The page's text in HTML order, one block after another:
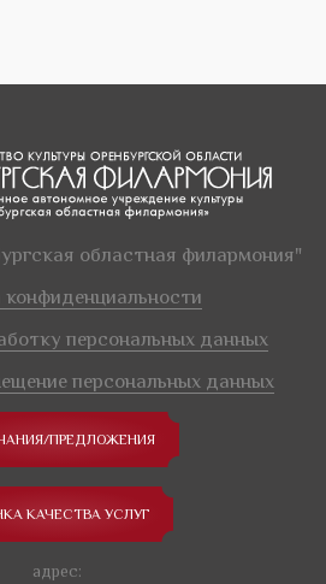
областная филармония"
персональных данных
персональных данных
ПРЕДЛОЖЕНИЯ
КАЧЕСТВА УСЛУГ
адрес: